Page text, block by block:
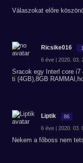
Válaszokat előre
Ricsike016 1
6 éve | 2020. 03.
Sracok egy Interl core i7
ti (4GB),8GB
Liptik 86
6 éve | 2020. 03.
Nekem a főboss nem